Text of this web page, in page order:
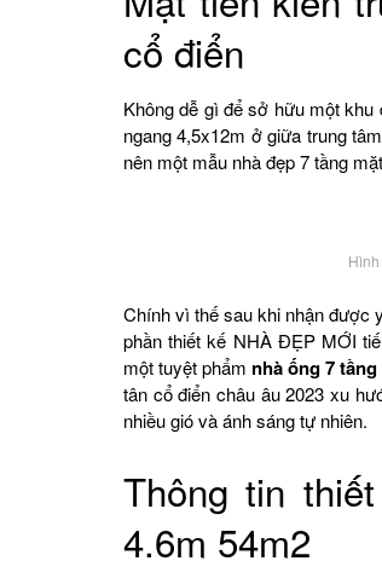
cổ điển
Không dễ gì để sở hữu một
ngang 4,5x12m ở giữa trung
nên một mẫu nhà đẹp 7 tầng
Chính vì thế sau khi nhận được
phần thiết kế NHÀ ĐẸP MỚI
một tuyệt phẩm nhà ống 7
tân cổ điển châu âu 2023 xu
nhiều gió và ánh sáng tự nhiên.
Thông tin
4.6m 54m2